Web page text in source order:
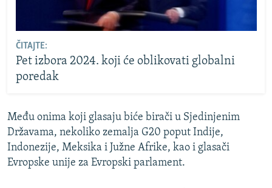
ČITAJTE:
Pet izbora 2024. koji će oblikovati globalni
poredak
Među onima koji glasaju biće birači u Sjedinjenim
Državama, nekoliko zemalja G20 poput Indije,
Indonezije, Meksika i Južne Afrike, kao i glasači
Evropske unije za Evropski parlament.